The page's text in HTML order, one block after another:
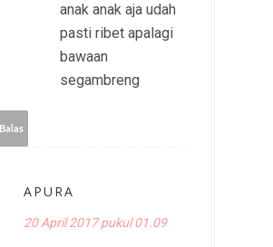
anak anak aja udah
pasti ribet apalagi
bawaan
segambreng
Balas
APURA
20 April 2017 pukul 01.09